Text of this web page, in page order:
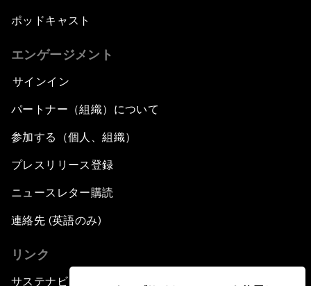
ポッドキャスト
エンゲージメント
サインイン
パートナー（組織）について
参加する（個人、組織）
プレスリリース登録
ニュースレター購読
連絡先 (英語のみ)
リンク
サステナビリティへの取り組み